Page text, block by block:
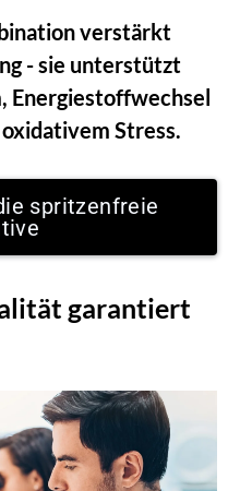
verstärkt
- sie unterstützt
Energiestoffwechsel
Stress.
spritzenfreie
garantiert